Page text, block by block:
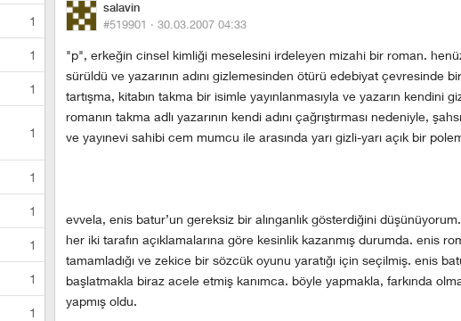
1
1
1
1
1
1
1
1
1
salavin
#519901 · 30.03.2007 04:33
"p", erkeğin cinsel kimliği meselesini irdeleyen mizahi bir roman.
sürüldü ve yazarının adını gizlemesinden ötürü edebiyat çevresinde
tartışma, kitabın takma bir isimle yayınlanmasıyla ve yazarın kendini
romanın takma adlı yazarının kendi adını çağrıştırması nedeniyle,
ve yayınevi sahibi cem mumcu ile arasında yarı gizli-yarı açık bir
evvela, enis batur’un gereksiz bir alınganlık gösterdiğini düşünüyorum.
her iki tarafın açıklamalarına göre kesinlik kazanmış durumda. enis
tamamladığı ve zekice bir sözcük oyunu yaratığı için seçilmiş. enis
başlatmakla biraz acele etmiş kanımca. böyle yapmakla, farkında
yapmış oldu.